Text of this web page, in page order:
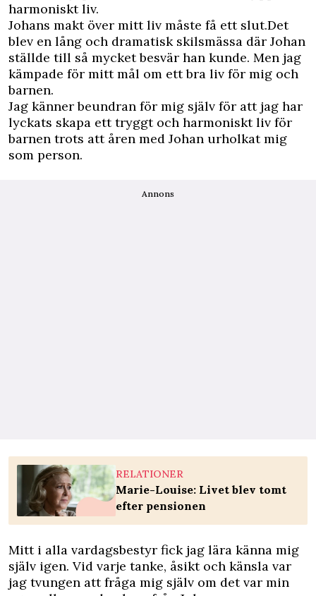
harmoniskt liv.
Johans makt över mitt liv måste få ett slut.Det
blev en lång och dramatisk skilsmässa där Johan
ställde till så mycket besvär han kunde. Men jag
kämpade för mitt mål om ett bra liv för mig och
barnen.
Jag känner beundran för mig själv för att jag har
lyckats skapa ett tryggt och harmoniskt liv för
barnen trots att åren med Johan urholkat mig
som person.
Annons
RELATIONER
Marie-Louise: Livet blev tomt
efter pensionen
Mitt i alla vardagsbestyr fick jag lära känna mig
själv igen. Vid varje tanke, åsikt och känsla var
jag tvungen att fråga mig själv om det var min